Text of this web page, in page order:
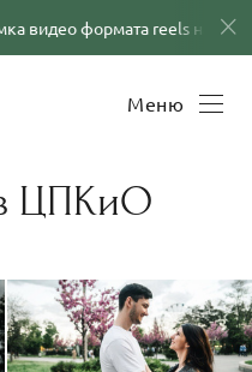
reels на телефон в
Меню
ЦПКиО